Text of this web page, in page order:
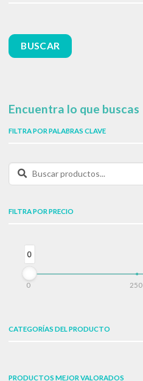
BUSCAR
Encuentra lo que buscas
FILTRA POR PALABRAS CLAVE
Buscar productos:
FILTRA POR PRECIO
0
0 250
CATEGORÍAS DEL PRODUCTO
PRODUCTOS MEJOR VALORADOS